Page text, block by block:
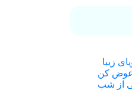
زیبا
عوض کن
از شب